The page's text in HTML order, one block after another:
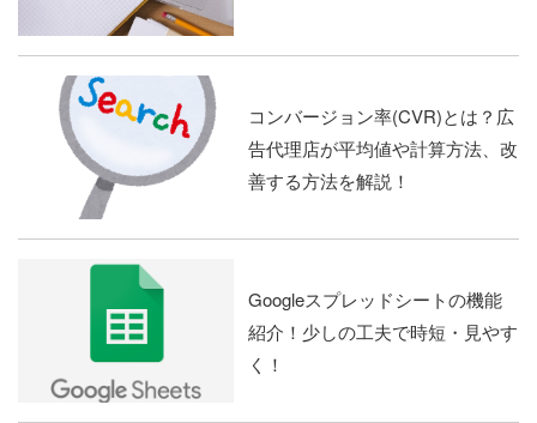
コンバージョン率(CVR)とは？広
告代理店が平均値や計算方法、改
善する方法を解説！
Googleスプレッドシートの機能
紹介！少しの工夫で時短・見やす
く！